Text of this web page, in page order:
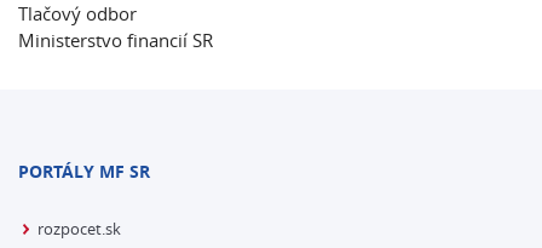
Tlačový odbor
Ministerstvo financií SR
PORTÁLY MF SR
rozpocet.sk